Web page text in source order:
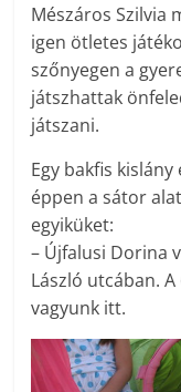
Mészáros Szilvia
igen ötletes
szőnyegen a
játszhattak
játszani.
Egy bakfis
éppen a sátor
egyiküket:
– Újfalusi Dorina
László utcában.
vagyunk itt.